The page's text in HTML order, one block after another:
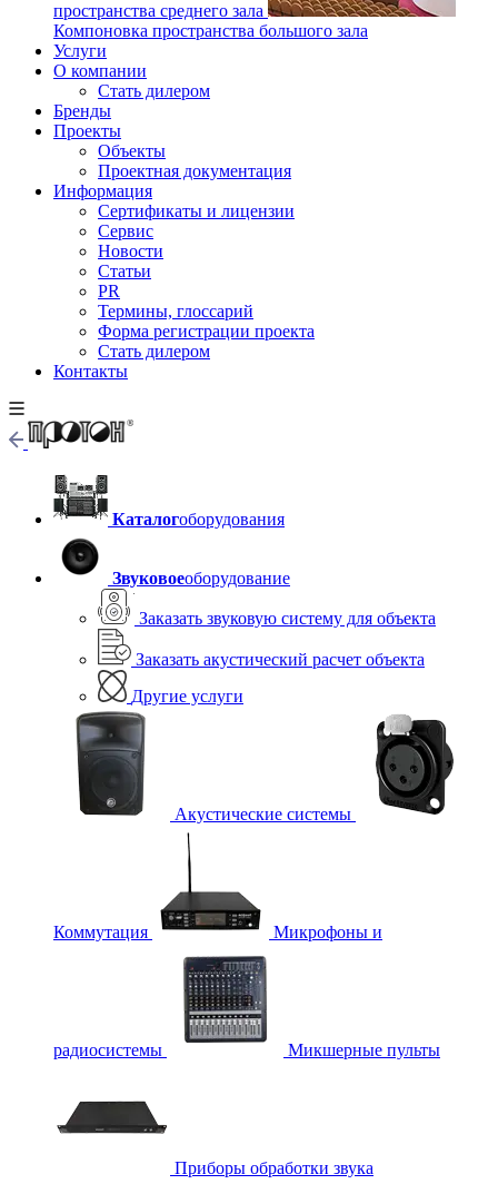
пространства среднего зала
Компоновка пространства большого зала
Услуги
О компании
Стать дилером
Бренды
Проекты
Объекты
Проектная документация
Информация
Сертификаты и лицензии
Сервис
Новости
Статьи
PR
Термины, глоссарий
Форма регистрации проекта
Стать дилером
Контакты
Каталогоборудования
Звуковоеоборудование
Заказать звуковую систему для объекта
Заказать акустический расчет объекта
Другие услуги
Акустические системы
Коммутация Микрофоны и
радиосистемы Микшерные пульты
Приборы обработки звука